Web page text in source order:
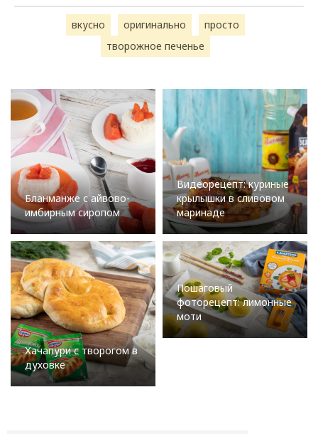
вкусно оригинально
просто
творожное печенье
Бланманже с айвово-
имбирным сиропом
Видеорецепт: куриные
крылышки в сливовом
маринаде
Хачапури с творогом в
духовке
Пошаговый
фоторецепт: лимонные
моти